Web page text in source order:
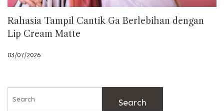
Rahasia Tampil Cantik Ga Berlebihan dengan
Lip Cream Matte
03/07/2026